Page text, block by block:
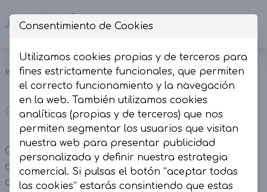
Inicio Colección
Camisas
Camisa raya
mensaje rosa
Camisa raya mensaje rosa
Camisa raya mensaje rosa. Raya blanca y corte
over. Botonadura central. Diseño exclusivo con
detalles en cuellos y mangas.
Consentimiento de Cookies
Utilizamos cookies propias y de terceros para
fines estrictamente funcionales, que permiten
el correcto funcionamiento y la navegación
en la web. También utilizamos cookies
analíticas (propias y de terceros) que nos
permiten segmentar los usuarios que visitan
nuestra web para presentar publicidad
personalizada y definir nuestra estrategia
comercial. Si pulsas el botón “aceptar todas
las cookies” estarás consintiendo que estas